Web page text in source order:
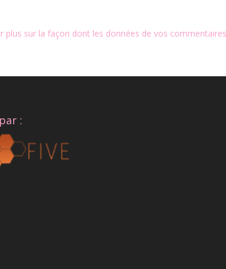
plus sur la façon dont les données de vos
: